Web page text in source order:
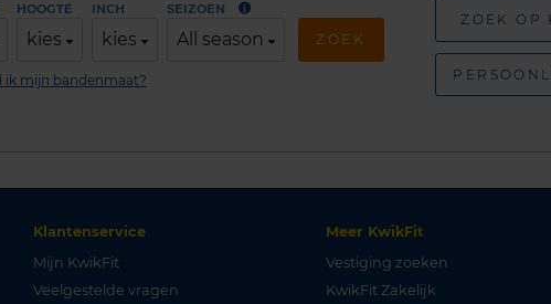
HOOGTE
kies
INCH
kies
SEIZOEN
All season ZOEK
ik mijn bandenmaat?
ZOEK OP
Klantenservice
Mijn KwikFit
Veelgestelde vragen
Meer KwikFit
Vestiging zoeken
KwikFit Zakelijk